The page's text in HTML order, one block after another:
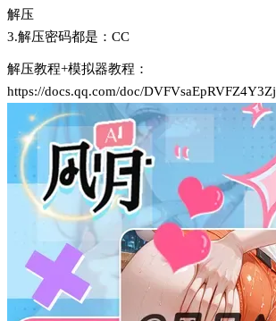
解压
3.解压密码都是：CC
解压教程+模拟器教程：
https://docs.qq.com/doc/DVFVsaEpRVFZ4Y3Zj